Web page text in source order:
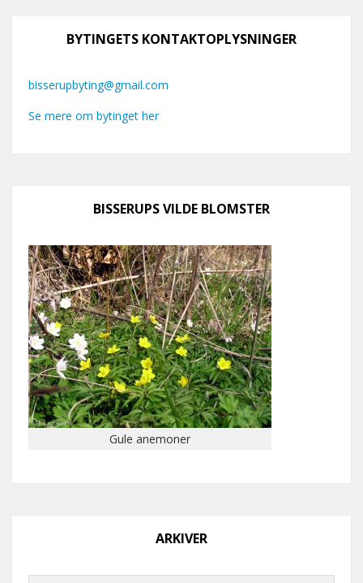
BYTINGETS KONTAKTOPLYSNINGER
bisserupbyting@gmail.com
Se mere om bytinget her
BISSERUPS VILDE BLOMSTER
Gule anemoner
ARKIVER